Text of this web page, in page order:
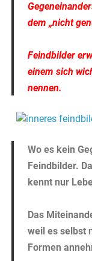
dem „nicht
Feindbilder
einem sich
nennen.
Wo es kein
Feindbilder.
kennt nur
Das
weil es selbst
Formen